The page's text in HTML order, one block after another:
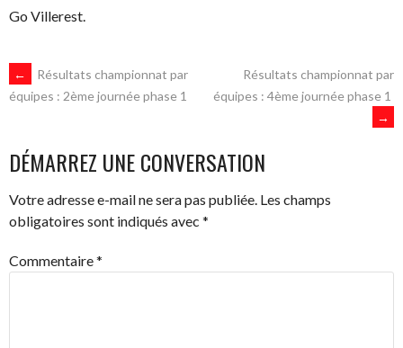
Go Villerest.
NAVIGATION
ARTICLES
←
Résultats championnat par
équipes : 2ème journée phase 1
Résultats championnat par
équipes : 4ème journée phase 1
→
DÉMARREZ UNE CONVERSATION
Votre adresse e-mail ne sera pas publiée. Les champs
obligatoires sont indiqués avec *
Commentaire*